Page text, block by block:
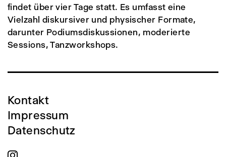
findet über vier Tage statt. Es umfasst eine
Vielzahl diskursiver und physischer Formate,
darunter Podiumsdiskussionen, moderierte
Sessions, Tanzworkshops.
Kontakt
Impressum
Datenschutz